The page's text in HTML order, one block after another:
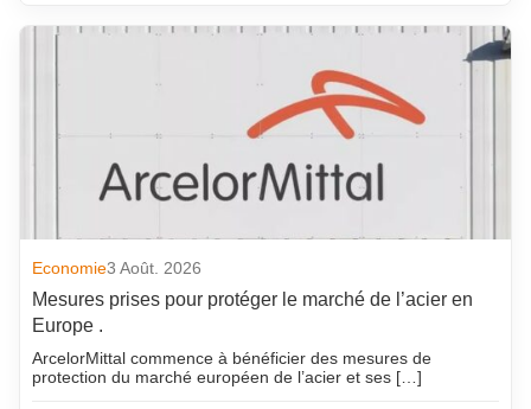
Economie3 Août. 2026
Mesures prises pour protéger le marché de l’acier en
Europe .
ArcelorMittal commence à bénéficier des mesures de
protection du marché européen de l’acier et ses […]